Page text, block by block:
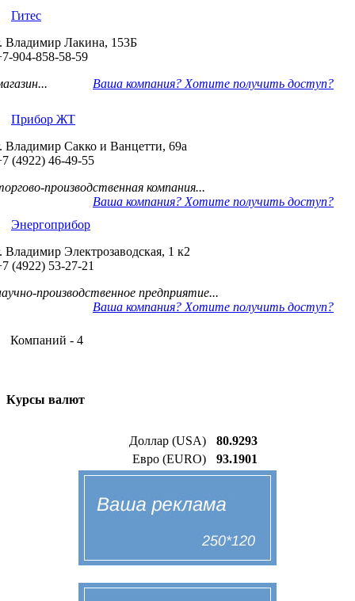
Гитес
Владимир Лакина, 153Б
904-858-58-59
Ваша компания? Хотите получить доступ?
Прибор ЖТ
Владимир Сакко и Ванцетти, 69а
(4922) 46-49-55
производственная компания...
Ваша компания? Хотите получить доступ?
Энергоприбор
Владимир Электрозаводская, 1 к2
(4922) 53-27-21
производственное предприятие...
Ваша компания? Хотите получить доступ?
Компаний - 4
Курсы валют
Доллар (USA)
80.9293
Евро (EURO)
93.1901